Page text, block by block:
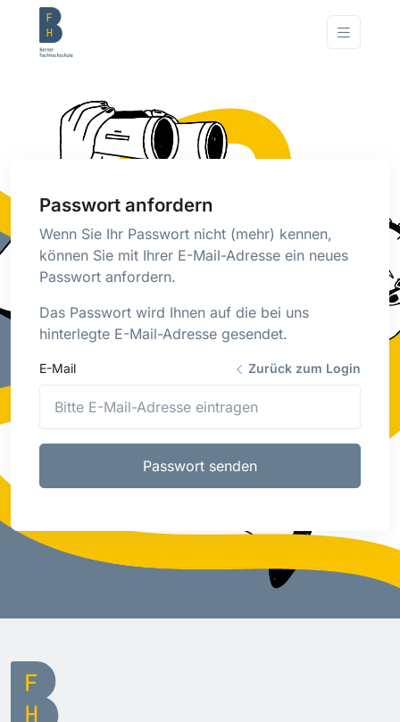
Passwort anfordern
Wenn Sie Ihr Passwort nicht (mehr) kennen,
können Sie mit Ihrer E-Mail-Adresse ein neues
Passwort anfordern.
Das Passwort wird Ihnen auf die bei uns
hinterlegte E-Mail-Adresse gesendet.
E-Mail Zurück zum Login
Passwort senden